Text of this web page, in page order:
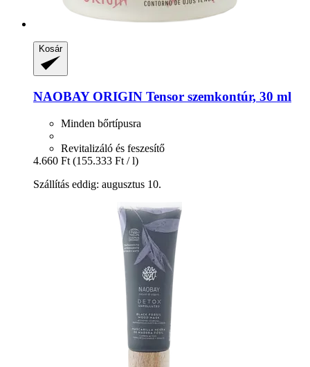
Kosár
NAOBAYORIGIN Tensor szemkontúr, 30 ml
Minden bőrtípusra
Revitalizáló és feszesítő
4.660 Ft (155.333 Ft / l)
Szállítás eddig: augusztus 10.